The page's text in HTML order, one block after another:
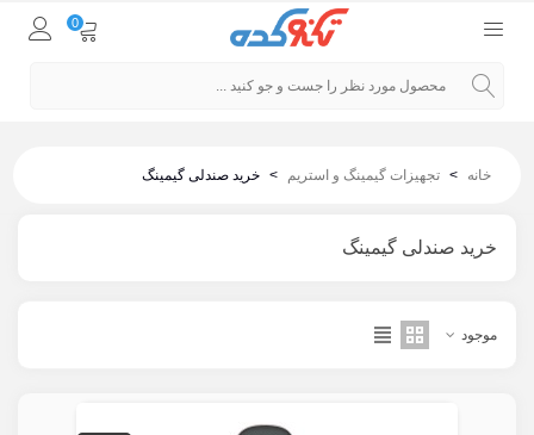
0
خانه > تجهیزات گیمینگ و استریم > خرید صندلی گیمینگ
خرید صندلی گیمینگ
موجود